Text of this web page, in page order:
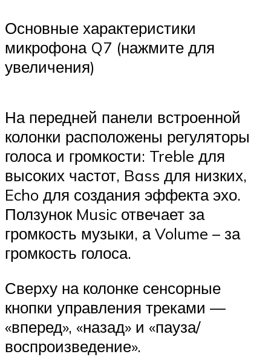
Основные характеристики
микрофона Q7 (нажмите для
увеличения)
На передней панели встроенной
колонки расположены регуляторы
голоса и громкости: Treble для
высоких частот, Bass для низких,
Echo для создания эффекта эхо.
Ползунок Music отвечает за
громкость музыки, а Volume – за
громкость голоса.
Сверху на колонке сенсорные
кнопки управления треками —
«вперед», «назад» и «пауза/
воспроизведение».